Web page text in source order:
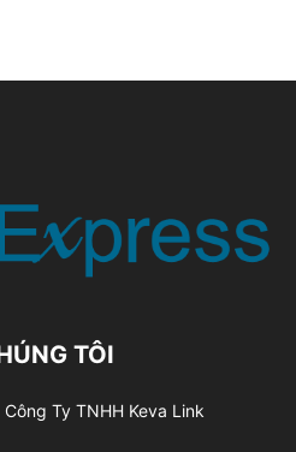
TÔI
Ty TNHH Keva Link